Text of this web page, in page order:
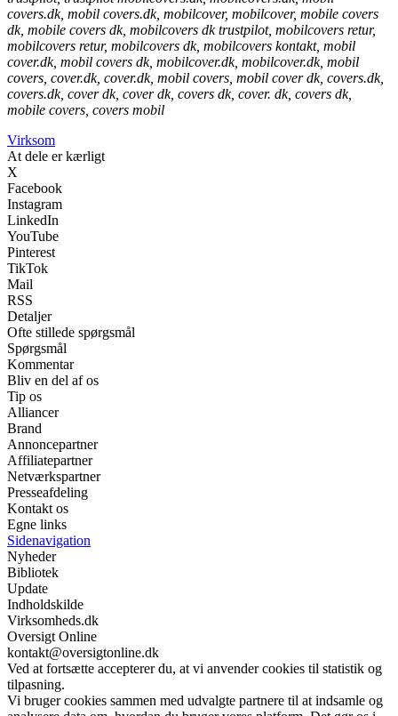
covers.dk, mobil covers.dk, mobilcover, mobilcover, mobile covers
dk, mobile covers dk, mobilcovers dk trustpilot, mobilcovers retur,
mobilcovers retur, mobilcovers dk, mobilcovers kontakt, mobil
cover.dk, mobil covers dk, mobilcover.dk, mobilcover.dk, mobil
covers, cover.dk, cover.dk, mobil covers, mobil cover dk, covers.dk,
covers.dk, cover dk, cover dk, covers dk, cover. dk, covers dk,
mobile covers, covers mobil
Virksom
At dele er kærligt
X
Facebook
Instagram
LinkedIn
YouTube
Pinterest
TikTok
Mail
RSS
Detaljer
Ofte stillede spørgsmål
Spørgsmål
Kommentar
Bliv en del af os
Tip os
Alliancer
Brand
Annoncepartner
Affiliatepartner
Netværkspartner
Presseafdeling
Kontakt os
Egne links
Sidenavigation
Nyheder
Bibliotek
Update
Indholdskilde
Virksomheds.dk
Oversigt Online
kontakt@oversigtonline.dk
Ved at fortsætte accepterer du, at vi anvender cookies til statistik og
tilpasning.
Vi bruger cookies sammen med udvalgte partnere til at indsamle og